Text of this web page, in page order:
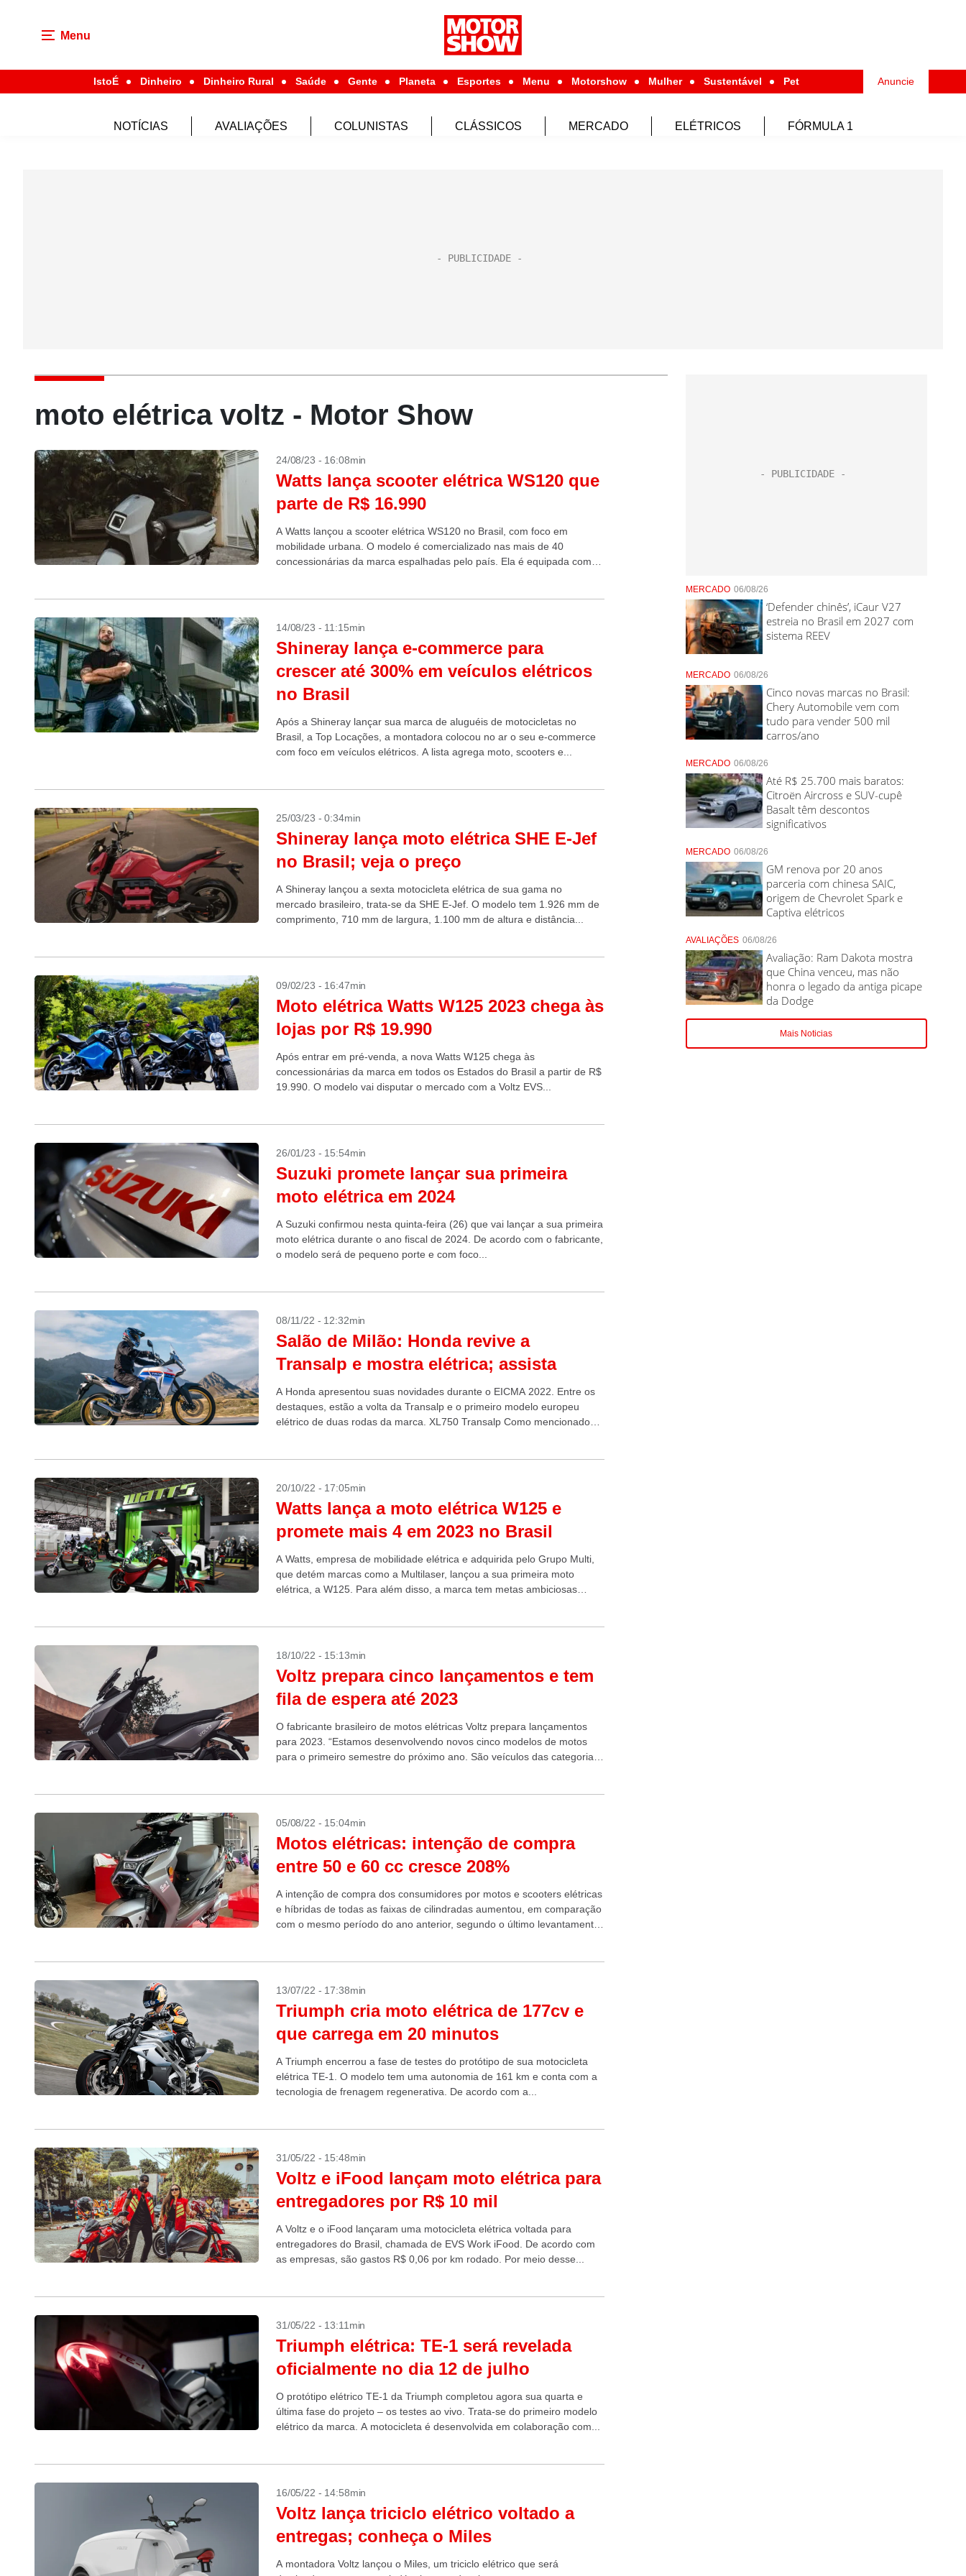
Menu
IstoÉ Dinheiro Dinheiro Rural Saúde Gente Planeta Esportes Menu Motorshow Mulher Sustentável Pet Anuncie
NOTÍCIAS AVALIAÇÕES COLUNISTAS CLÁSSICOS MERCADO ELÉTRICOS FÓRMULA 1
moto elétrica voltz - Motor Show
24/08/23 - 16:08min
Watts lança scooter elétrica WS120 que
parte de R$ 16.990
A Watts lançou a scooter elétrica WS120 no Brasil, com foco em
mobilidade urbana. O modelo é comercializado nas mais de 40
concessionárias da marca espalhadas pelo país. Ela é equipada com
14/08/23 - 11:15min
Shineray lança e-commerce para
crescer até 300% em veículos elétricos
no Brasil
Após a Shineray lançar sua marca de aluguéis de motocicletas no
Brasil, a Top Locações, a montadora colocou no ar o seu e-commerce
com foco em veículos elétricos. A lista agrega moto, scooters e...
25/03/23 - 0:34min
Shineray lança moto elétrica SHE E-Jef
no Brasil; veja o preço
A Shineray lançou a sexta motocicleta elétrica de sua gama no
mercado brasileiro, trata-se da SHE E-Jef. O modelo tem 1.926 mm de
comprimento, 710 mm de largura, 1.100 mm de altura e distância...
09/02/23 - 16:47min
Moto elétrica Watts W125 2023 chega às
lojas por R$ 19.990
Após entrar em pré-venda, a nova Watts W125 chega às
concessionárias da marca em todos os Estados do Brasil a partir de R$
19.990. O modelo vai disputar o mercado com a Voltz EVS...
26/01/23 - 15:54min
Suzuki promete lançar sua primeira
moto elétrica em 2024
A Suzuki confirmou nesta quinta-feira (26) que vai lançar a sua primeira
moto elétrica durante o ano fiscal de 2024. De acordo com o fabricante,
o modelo será de pequeno porte e com foco...
08/11/22 - 12:32min
Salão de Milão: Honda revive a
Transalp e mostra elétrica; assista
A Honda apresentou suas novidades durante o EICMA 2022. Entre os
destaques, estão a volta da Transalp e o primeiro modelo europeu
elétrico de duas rodas da marca. XL750 Transalp Como mencionado
20/10/22 - 17:05min
Watts lança a moto elétrica W125 e
promete mais 4 em 2023 no Brasil
A Watts, empresa de mobilidade elétrica e adquirida pelo Grupo Multi,
que detém marcas como a Multilaser, lançou a sua primeira moto
elétrica, a W125. Para além disso, a marca tem metas ambiciosas
18/10/22 - 15:13min
Voltz prepara cinco lançamentos e tem
fila de espera até 2023
O fabricante brasileiro de motos elétricas Voltz prepara lançamentos
para 2023. “Estamos desenvolvendo novos cinco modelos de motos
para o primeiro semestre do próximo ano. São veículos das categorias
05/08/22 - 15:04min
Motos elétricas: intenção de compra
entre 50 e 60 cc cresce 208%
A intenção de compra dos consumidores por motos e scooters elétricas
e híbridas de todas as faixas de cilindradas aumentou, em comparação
com o mesmo período do ano anterior, segundo o último levantamento
13/07/22 - 17:38min
Triumph cria moto elétrica de 177cv e
que carrega em 20 minutos
A Triumph encerrou a fase de testes do protótipo de sua motocicleta
elétrica TE-1. O modelo tem uma autonomia de 161 km e conta com a
tecnologia de frenagem regenerativa. De acordo com a...
31/05/22 - 15:48min
Voltz e iFood lançam moto elétrica para
entregadores por R$ 10 mil
A Voltz e o iFood lançaram uma motocicleta elétrica voltada para
entregadores do Brasil, chamada de EVS Work iFood. De acordo com
as empresas, são gastos R$ 0,06 por km rodado. Por meio desse...
31/05/22 - 13:11min
Triumph elétrica: TE-1 será revelada
oficialmente no dia 12 de julho
O protótipo elétrico TE-1 da Triumph completou agora sua quarta e
última fase do projeto – os testes ao vivo. Trata-se do primeiro modelo
elétrico da marca. A motocicleta é desenvolvida em colaboração com...
16/05/22 - 14:58min
Voltz lança triciclo elétrico voltado a
entregas; conheça o Miles
A montadora Voltz lançou o Miles, um triciclo elétrico que será
MERCADO 06/08/26
‘Defender chinês’, iCaur V27
estreia no Brasil em 2027 com
sistema REEV
MERCADO 06/08/26
Cinco novas marcas no Brasil:
Chery Automobile vem com
tudo para vender 500 mil
carros/ano
MERCADO 06/08/26
Até R$ 25.700 mais baratos:
Citroën Aircross e SUV-cupê
Basalt têm descontos
significativos
MERCADO 06/08/26
GM renova por 20 anos
parceria com chinesa SAIC,
origem de Chevrolet Spark e
Captiva elétricos
AVALIAÇÕES 06/08/26
Avaliação: Ram Dakota mostra
que China venceu, mas não
honra o legado da antiga picape
da Dodge
Mais Noticias